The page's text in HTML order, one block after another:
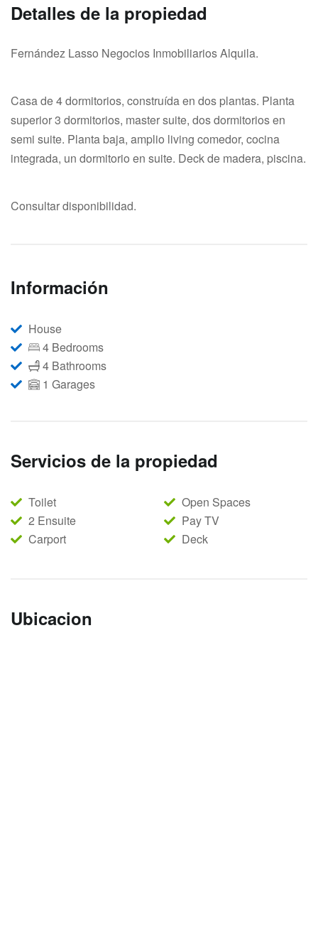
Detalles de la propiedad
Fernández Lasso Negocios Inmobiliarios Alquila.
Casa de 4 dormitorios, construída en dos plantas. Planta
superior 3 dormitorios, master suite, dos dormitorios en
semi suite. Planta baja, amplio living comedor, cocina
integrada, un dormitorio en suite. Deck de madera, piscina.
Consultar disponibilidad.
Información
House
4 Bedrooms
4 Bathrooms
1 Garages
Servicios de la propiedad
Toilet
2 Ensuite
Carport
Open Spaces
Pay TV
Deck
Ubicacion